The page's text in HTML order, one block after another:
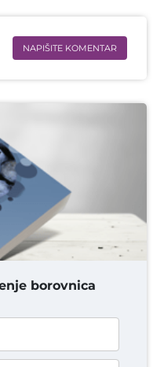
NAPIŠITE KOMENTAR
borovnica